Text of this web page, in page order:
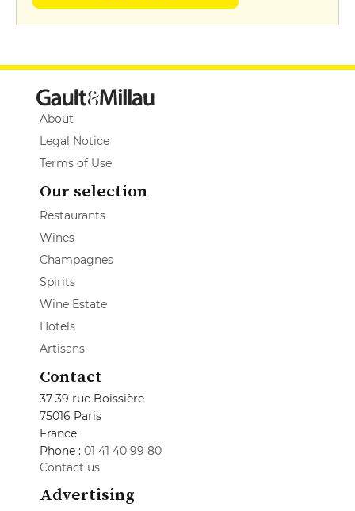
About
Legal Notice
Terms of Use
Our selection
Restaurants
Wines
Champagnes
Spirits
Wine Estate
Hotels
Artisans
Contact
37-39 rue Boissière
75016 Paris
France
Phone : 01 41 40 99 80
Contact us
Advertising